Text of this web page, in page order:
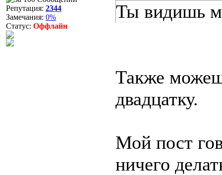
Репутация: 2344
Замечания: 0%
Статус: Оффлайн
Ты видишь
Также
двадцатку.
Мой пост
ничего